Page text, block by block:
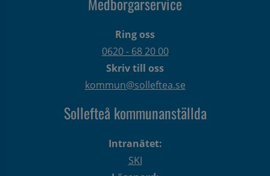
Ring oss
0620 - 68 20 00
Skriv till oss
kommun@solleftea.se
Sollefteå kommunanställda
Intranätet:
SKI